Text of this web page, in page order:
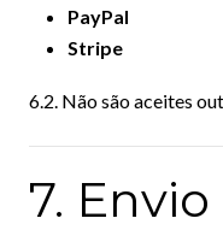
PayPal
Stripe
6.2. Não são aceites
7. Envio